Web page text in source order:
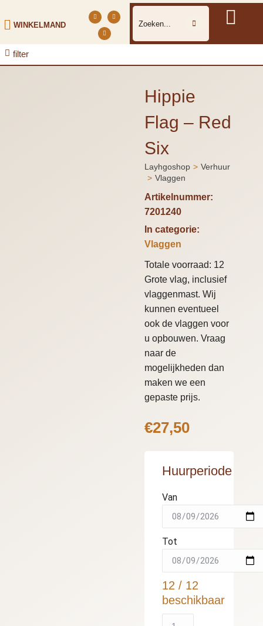
WINKELMAND
filter
Hippie
Flag – Red
Six
Je bent hier:
Layhgoshop
Verhuur
Vlaggen
Artikelnummer:
7201240
In categorie:
Vlaggen
Totale voorraad: 12
Grote vlag, inclusief
vlaggenmast. Wij
kunnen eventueel
ook de vlaggen voor
u opbouwen. Vraag
naar de
mogelijkheden dan
maken we een
gepaste prijs.
€27,50
Huurperiode
Van
Tot
12 / 12
beschikbaar